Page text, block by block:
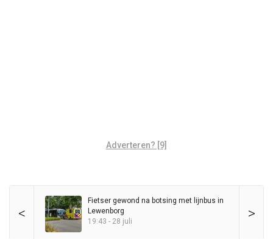
Adverteren? [9]
< >
Fietser gewond na botsing met lijnbus in
Lewenborg
19:43 - 28 juli